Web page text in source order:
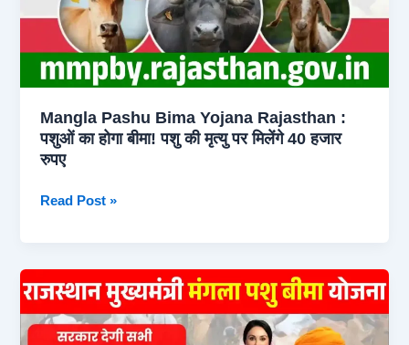
Mangla Pashu Bima Yojana Rajasthan :
पशुओं का होगा बीमा! पशु की मृत्यु पर मिलेंगे 40 हजार
रुपए
Mangla
:
पशुओं
का
होगा
Read Post »